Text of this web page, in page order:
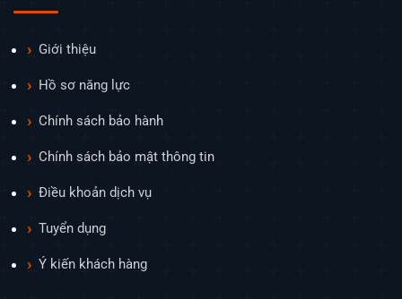
Giới thiệu
Hồ sơ năng lực
Chính sách bảo hành
Chính sách bảo mật thông tin
Điều khoản dịch vụ
Tuyển dụng
Ý kiến khách hàng